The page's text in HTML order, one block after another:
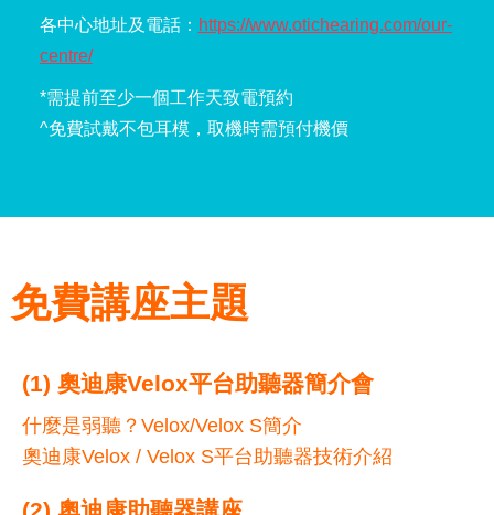
各中心地址及電話： https://www.otichearing.com/our-
centre/
*需提前至少一個工作天致電預約
^免費試戴不包耳模，取機時需預付機價
免費講座主題
(1) 奧迪康Velox平台助聽器簡介會
什麼是弱聽？Velox/Velox S簡介
奧迪康Velox / Velox S平台助聽器技術介紹
(2) 奧迪康助聽器講座